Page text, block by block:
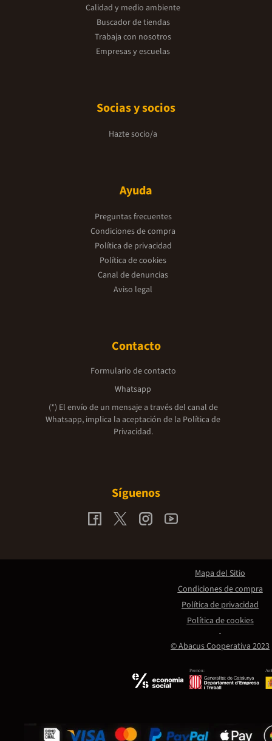
Calidad y medio ambiente
Buscador de tiendas
Trabaja con nosotros
Empresas y escuelas
Socias y socios
Hazte socio/a
Ayuda
Preguntas frecuentes
Condiciones de compra
Política de privacidad
Política de cookies
Canal de denuncias
Aviso legal
Contacto
Formulario de contacto
Whatsapp
(*) El envío de un mensaje a través del canal de
Whatsapp, implica la aceptación de la Política de
Privacidad.
Síguenos
Promou:
© Abacus Cooperativa 2023
Mapa del Sitio
Condiciones de compra
Política de privacidad
Política de cookies